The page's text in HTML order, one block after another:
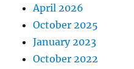
April 2026
October 2025
January 2023
October 2022